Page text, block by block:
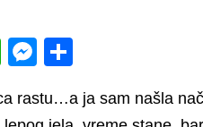
W
at
M
ss ar
rastu…a ja sam našla